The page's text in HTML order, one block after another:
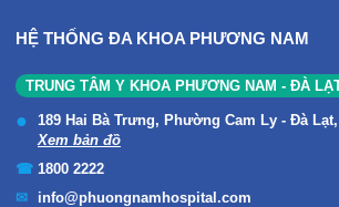
HỆ THỐNG ĐA KHOA PHƯƠNG NAM
TRUNG TÂM Y KHOA PHƯƠNG NAM - ĐÀ
189 Hai Bà Trưng, Phường Cam Ly - Đà
Xem bản đồ
1800 2222
info@phuongnamhospital.com